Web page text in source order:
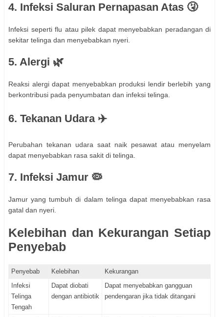
4. Infeksi Saluran Pernapasan Atas 🤧
Infeksi seperti flu atau pilek dapat menyebabkan peradangan di
sekitar telinga dan menyebabkan nyeri.
5. Alergi 🌿
Reaksi alergi dapat menyebabkan produksi lendir berlebih yang
berkontribusi pada penyumbatan dan infeksi telinga.
6. Tekanan Udara ✈️
Perubahan tekanan udara saat naik pesawat atau menyelam
dapat menyebabkan rasa sakit di telinga.
7. Infeksi Jamur 🦠
Jamur yang tumbuh di dalam telinga dapat menyebabkan rasa
gatal dan nyeri.
Kelebihan dan Kekurangan Setiap
Penyebab
Penyebab Kelebihan
Kekurangan
Infeksi
Telinga
Tengah
Dapat diobati
dengan antibiotik
Dapat menyebabkan gangguan
pendengaran jika tidak ditangani